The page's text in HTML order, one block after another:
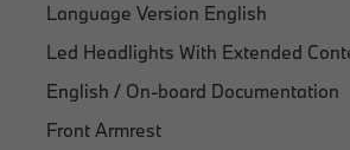
Language Version English
Led Headlights With Extended
English / On-board Documentation
Front Armrest